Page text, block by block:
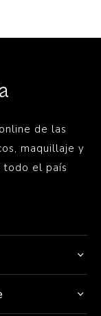
de las
maquillaje y
todo el país